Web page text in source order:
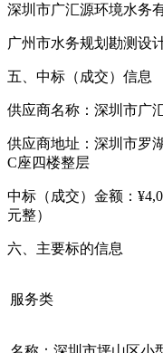
深圳市广汇源环境水务
广州市水务规划勘测设
五、中标（成交）信息
供应商名称：深圳市广
供应商地址：深圳市罗
C座四楼整层
中标（成交）金额：
元整）
六、主要标的信息
服务类